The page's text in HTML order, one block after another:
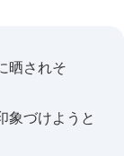
晒されそ
象づけようと